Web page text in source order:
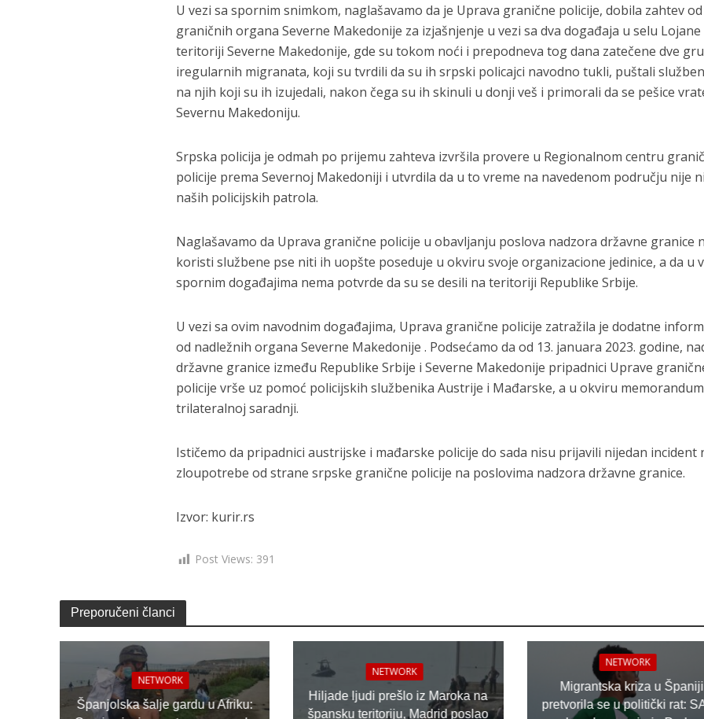
U vezi sa spornim snimkom, naglašavamo da je Uprava granične policije, dobila zahtev od
graničnih organa Severne Makedonije za izjašnjenje u vezi sa dva događaja u selu Lojane
teritoriji Severne Makedonije, gde su tokom noći i prepodneva tog dana zatečene dve
iregularnih migranata, koji su tvrdili da su ih srpski policajci navodno tukli, puštali
na njih koji su ih izujedali, nakon čega su ih skinuli u donji veš i primorali da se pešice
Severnu Makedoniju.
Srpska policija je odmah po prijemu zahteva izvršila provere u Regionalnom centru
policije prema Severnoj Makedoniji i utvrdila da u to vreme na navedenom području nije
naših policijskih patrola.
Naglašavamo da Uprava granične policije u obavljanju poslova nadzora državne granice
koristi službene pse niti ih uopšte poseduje u okviru svoje organizacione jedinice, a da u
spornim događajima nema potvrde da su se desili na teritoriji Republike Srbije.
U vezi sa ovim navodnim događajima, Uprava granične policije zatražila je dodatne
od nadležnih organa Severne Makedonije . Podsećamo da od 13. januara 2023. godine,
državne granice između Republike Srbije i Severne Makedonije pripadnici Uprave
policije vrše uz pomoć policijskih službenika Austrije i Mađarske, a u okviru
trilateralnoj saradnji.
Ističemo da pripadnici austrijske i mađarske policije do sada nisu prijavili nijedan incident
zloupotrebe od strane srpske granične policije na poslovima nadzora državne granice.
Izvor: kurir.rs
Post Views: 391
Preporučeni članci
NETWORK
Španjolska šalje gardu u Afriku:
NETWORK
Hiljade ljudi prešlo iz Maroka na
špansku teritoriju, Madrid poslao
NETWORK
Migrantska kriza u Španiji
pretvorila se u politički rat: